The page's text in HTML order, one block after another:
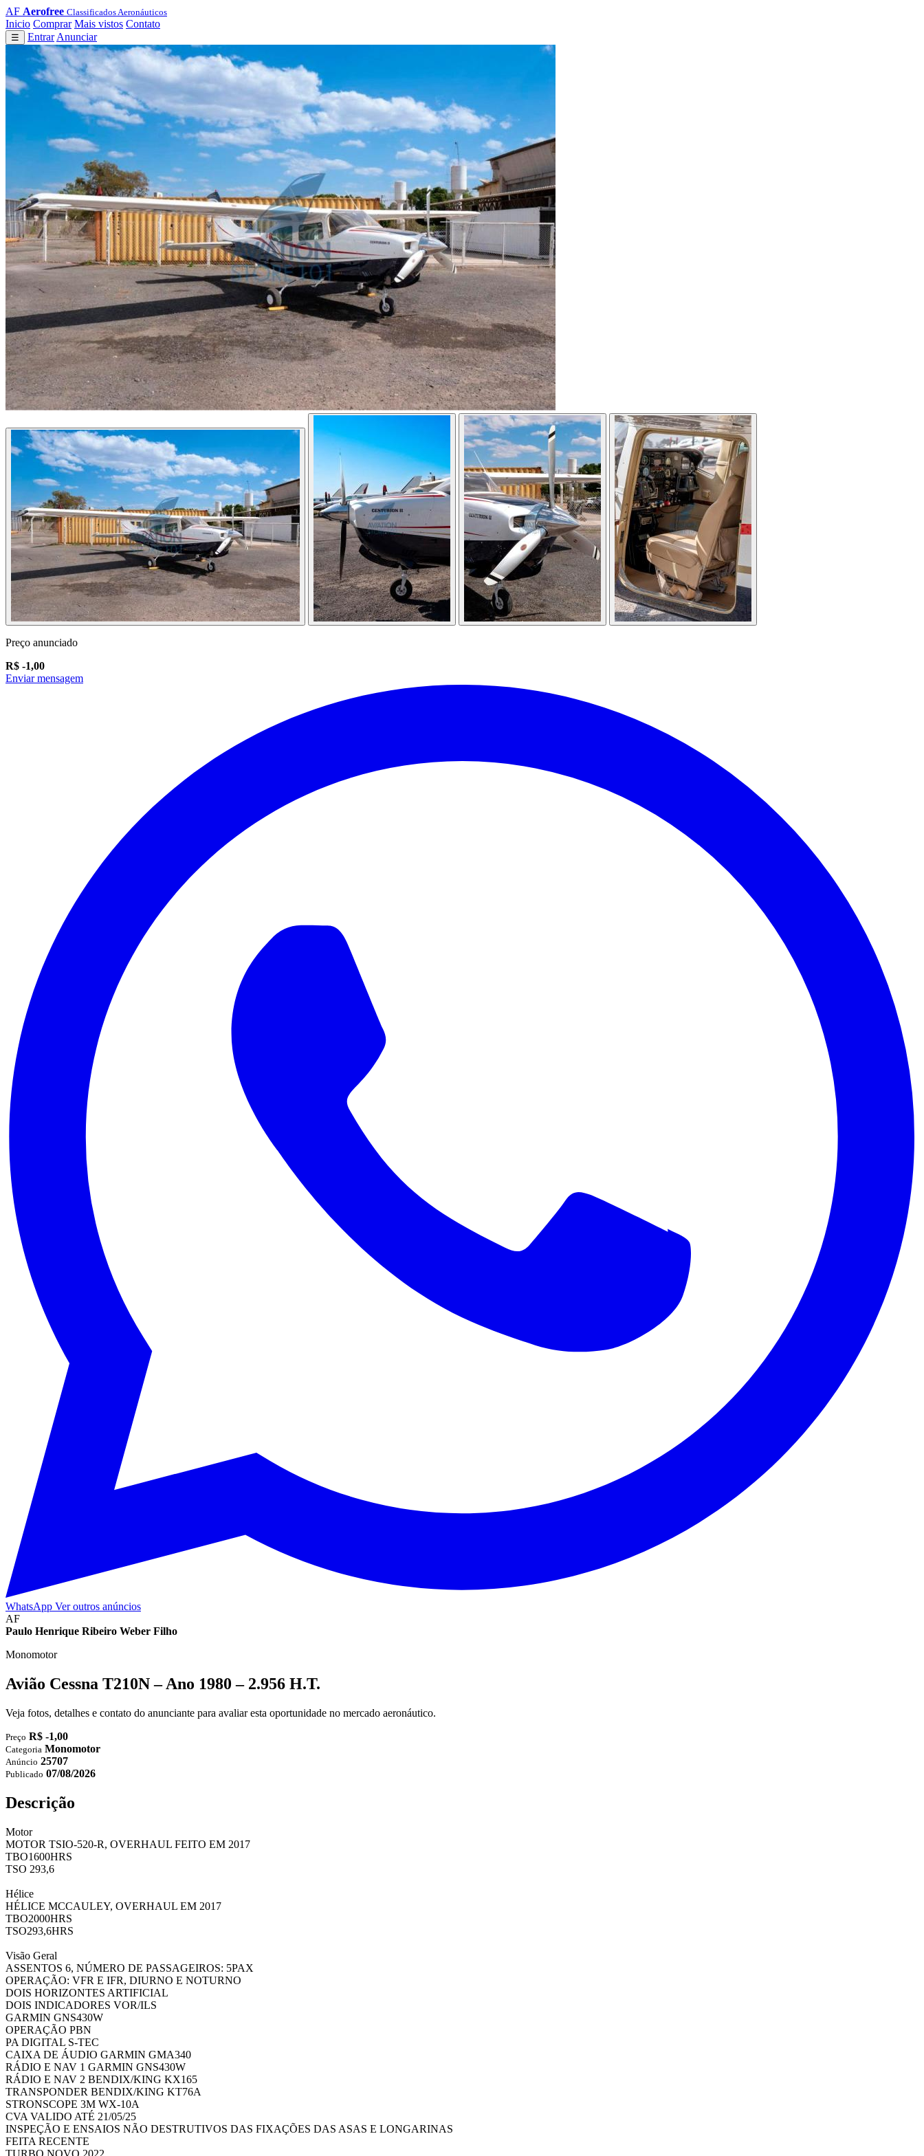
AF Aerofree Classificados Aeronáuticos
Inicio Comprar Mais vistos Contato
☰ Entrar Anunciar
Preço anunciado
R$ -1,00
Enviar mensagem
WhatsApp Ver outros anúncios
AF
Paulo Henrique Ribeiro Weber Filho
Monomotor
Avião Cessna T210N – Ano 1980 – 2.956 H.T.
Veja fotos, detalhes e contato do anunciante para avaliar esta oportunidade no mercado aeronáutico.
Preço R$ -1,00
Categoria Monomotor
Anúncio 25707
Publicado 07/08/2026
Descrição
Motor
MOTOR TSIO-520-R, OVERHAUL FEITO EM 2017
TBO1600HRS
TSO 293,6
Hélice
HÉLICE MCCAULEY, OVERHAUL EM 2017
TBO2000HRS
TSO293,6HRS
Visão Geral
ASSENTOS 6, NÚMERO DE PASSAGEIROS: 5PAX
OPERAÇÃO: VFR E IFR, DIURNO E NOTURNO
DOIS HORIZONTES ARTIFICIAL
DOIS INDICADORES VOR/ILS
GARMIN GNS430W
OPERAÇÃO PBN
PA DIGITAL S-TEC
CAIXA DE ÁUDIO GARMIN GMA340
RÁDIO E NAV 1 GARMIN GNS430W
RÁDIO E NAV 2 BENDIX/KING KX165
TRANSPONDER BENDIX/KING KT76A
STRONSCOPE 3M WX-10A
CVA VALIDO ATÉ 21/05/25
INSPEÇÃO E ENSAIOS NÃO DESTRUTIVOS DAS FIXAÇÕES DAS ASAS E LONGARINAS
FEITA RECENTE
TURBO NOVO 2022